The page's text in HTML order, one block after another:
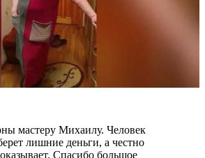
мастеру Михаилу. Человек
лишние деньги, а честно
Спасибо большое